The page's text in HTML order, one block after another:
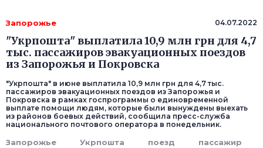
Запорожье 04.07.2022
"Укрпошта" выплатила 10,9 млн грн для 4,7
тыс. пассажиров эвакуационных поездов
из Запорожья и Покровска
"Укрпошта" в июне выплатила 10,9 млн грн для 4,7 тыс.
пассажиров эвакуационных поездов из Запорожья и
Покровска в рамках госпрограммы о единовременной
выплате помощи людям, которые были вынуждены выехать
из районов боевых действий, сообщила пресс-служба
национального почтового оператора в понедельник.
Запорожье Укрпошта поезд пассажир